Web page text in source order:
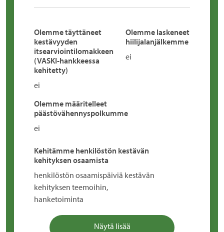
Olemme täyttäneet
kestävyyden
itsearviointilomakkeen
(VASKI-hankkeessa
kehitetty)
ei
Olemme laskeneet
hiilijalanjälkemme
ei
Olemme määritelleet
päästövähennyspolkumme
ei
Kehitämme henkilöstön kestävän
kehityksen osaamista
henkilöstön osaamispäiviä kestävän
kehityksen teemoihin,
hanketoiminta
Näytä lisää